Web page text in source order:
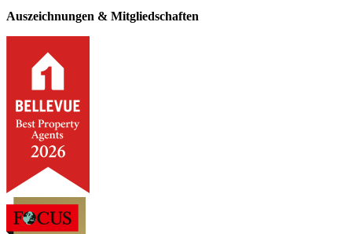
Auszeichnungen & Mitgliedschaften